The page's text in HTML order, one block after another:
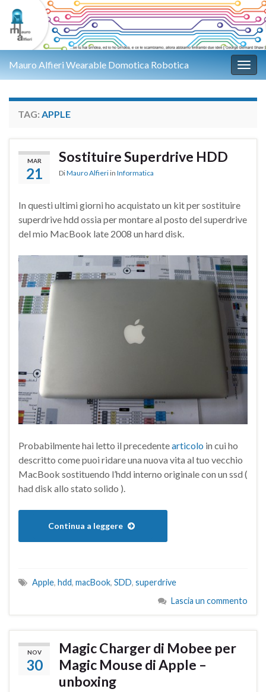
Mauro Alfieri Wearable Domotica Robotica
TAG: APPLE
MAR
21
Sostituire Superdrive HDD
DiMauro Alfieri in Informatica
In questi ultimi giorni ho acquistato un kit per sostituire
superdrive hdd ossia per montare al posto del superdrive
del mio MacBook late 2008 un hard disk.
Probabilmente hai letto il precedentearticolo in cui ho
descritto come puoi ridare una nuova vita al tuo vecchio
MacBook sostituendo l’hdd interno originale con un ssd (
had disk allo stato solido ).
Continua a leggere
Apple, hdd, macBook, SDD, superdrive
Lascia un commento
NOV
30
Magic Charger di Mobee per
Magic Mouse di Apple –
unboxing